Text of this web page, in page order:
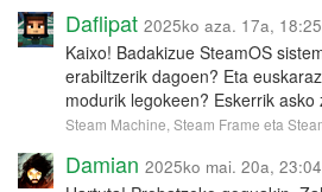
Daflipat 2025ko aza. 17a, 18:25
Kaixo! Badakizue SteamOS
erabiltzerik dagoen? Eta
modurik legokeen? Eskerrik
Steam Machine, Steam Frame eta
Damian 2025ko mai. 20a, 23:04